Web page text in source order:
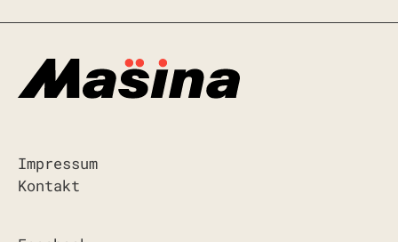
Impressum
Kontakt